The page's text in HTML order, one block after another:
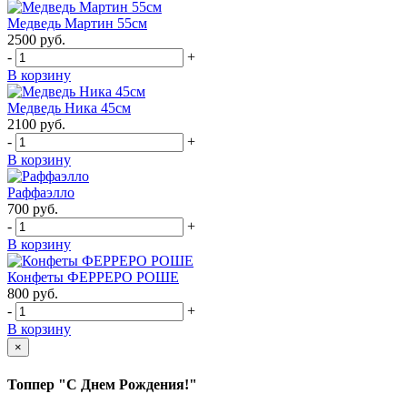
Медведь Мартин 55см
2500 руб.
-
+
В корзину
Медведь Ника 45см
2100 руб.
-
+
В корзину
Раффаэлло
700 руб.
-
+
В корзину
Конфеты ФЕРРЕРО РОШЕ
800 руб.
-
+
В корзину
×
Топпер "С Днем Рождения!"